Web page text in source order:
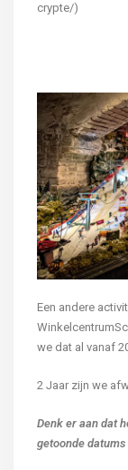
crypte/)
Een andere
we dat al vanaf
2 Jaar zijn we
Denk er aan dat
getoonde